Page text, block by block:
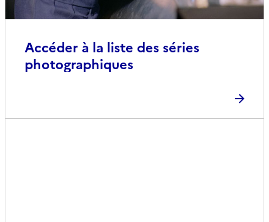
Accéder à la liste des séries
photographiques